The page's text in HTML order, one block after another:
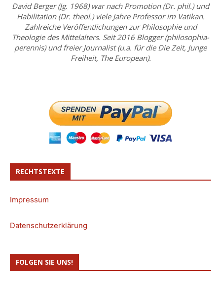
David Berger (Jg. 1968) war nach Promotion (Dr. phil.) und
Habilitation (Dr. theol.) viele Jahre Professor im Vatikan.
Zahlreiche Veröffentlichungen zur Philosophie und
Theologie des Mittelalters. Seit 2016 Blogger (philosophia-
perennis) und freier Journalist (u.a. für die Die Zeit, Junge
Freiheit, The European).
RECHTSTEXTE
Impressum
Datenschutzerklärung
FOLGEN SIE UNS!